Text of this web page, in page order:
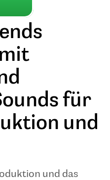
für
und
und das